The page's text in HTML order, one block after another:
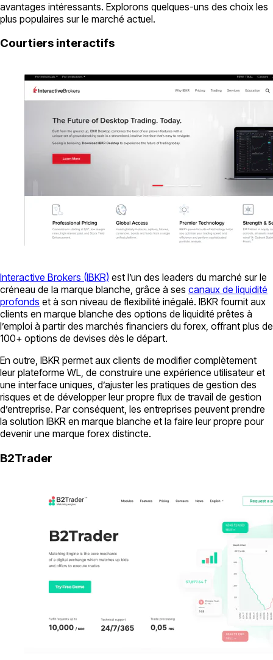
avantages intéressants. Explorons quelques-uns des choix les
plus populaires sur le marché actuel.
Courtiers interactifs
Interactive Brokers (IBKR) est l’un des leaders du marché sur le
créneau de la marque blanche, grâce à ses canaux de liquidité
profonds et à son niveau de flexibilité inégalé. IBKR fournit aux
clients en marque blanche des options de liquidité prêtes à
l’emploi à partir des marchés financiers du forex, offrant plus de
100+ options de devises dès le départ.
En outre, IBKR permet aux clients de modifier complètement
leur plateforme WL, de construire une expérience utilisateur et
une interface uniques, d’ajuster les pratiques de gestion des
risques et de développer leur propre flux de travail de gestion
d’entreprise. Par conséquent, les entreprises peuvent prendre
la solution IBKR en marque blanche et la faire leur propre pour
devenir une marque forex distincte.
B2Trader